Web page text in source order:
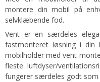
montere din mobil på
selvklæbende fod.
Vent er en særdeles
fastmonteret løsning i
mobilholder med vent
fleste luftdyser/
fungerer særdeles godt som